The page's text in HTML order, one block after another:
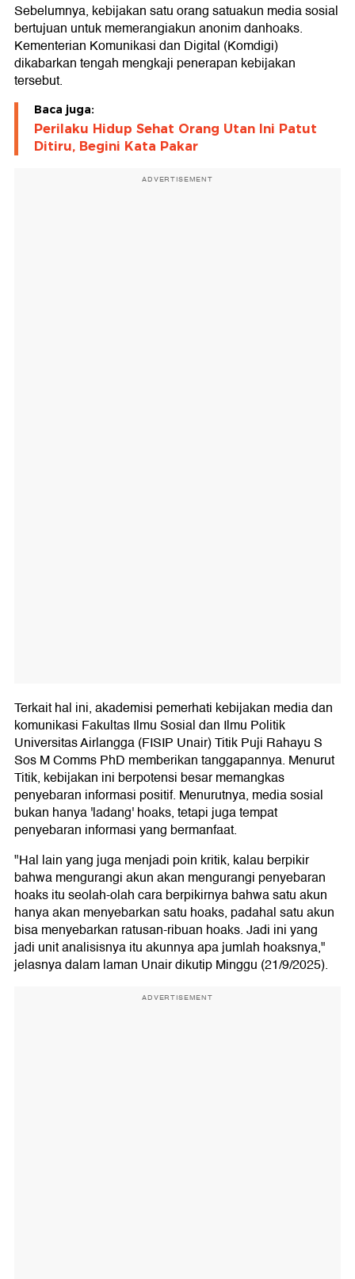
Sebelumnya, kebijakan satu orang satuakun media sosial
bertujuan untuk memerangiakun anonim danhoaks.
Kementerian Komunikasi dan Digital (Komdigi)
dikabarkan tengah mengkaji penerapan kebijakan
tersebut.
Baca juga:
Perilaku Hidup Sehat Orang Utan Ini Patut
Ditiru, Begini Kata Pakar
ADVERTISEMENT
Terkait hal ini, akademisi pemerhati kebijakan media dan
komunikasi Fakultas Ilmu Sosial dan Ilmu Politik
Universitas Airlangga (FISIP Unair) Titik Puji Rahayu S
Sos M Comms PhD memberikan tanggapannya. Menurut
Titik, kebijakan ini berpotensi besar memangkas
penyebaran informasi positif. Menurutnya, media sosial
bukan hanya 'ladang' hoaks, tetapi juga tempat
penyebaran informasi yang bermanfaat.
"Hal lain yang juga menjadi poin kritik, kalau berpikir
bahwa mengurangi akun akan mengurangi penyebaran
hoaks itu seolah-olah cara berpikirnya bahwa satu akun
hanya akan menyebarkan satu hoaks, padahal satu akun
bisa menyebarkan ratusan-ribuan hoaks. Jadi ini yang
jadi unit analisisnya itu akunnya apa jumlah hoaksnya,"
jelasnya dalam laman Unair dikutip Minggu (21/9/2025).
ADVERTISEMENT